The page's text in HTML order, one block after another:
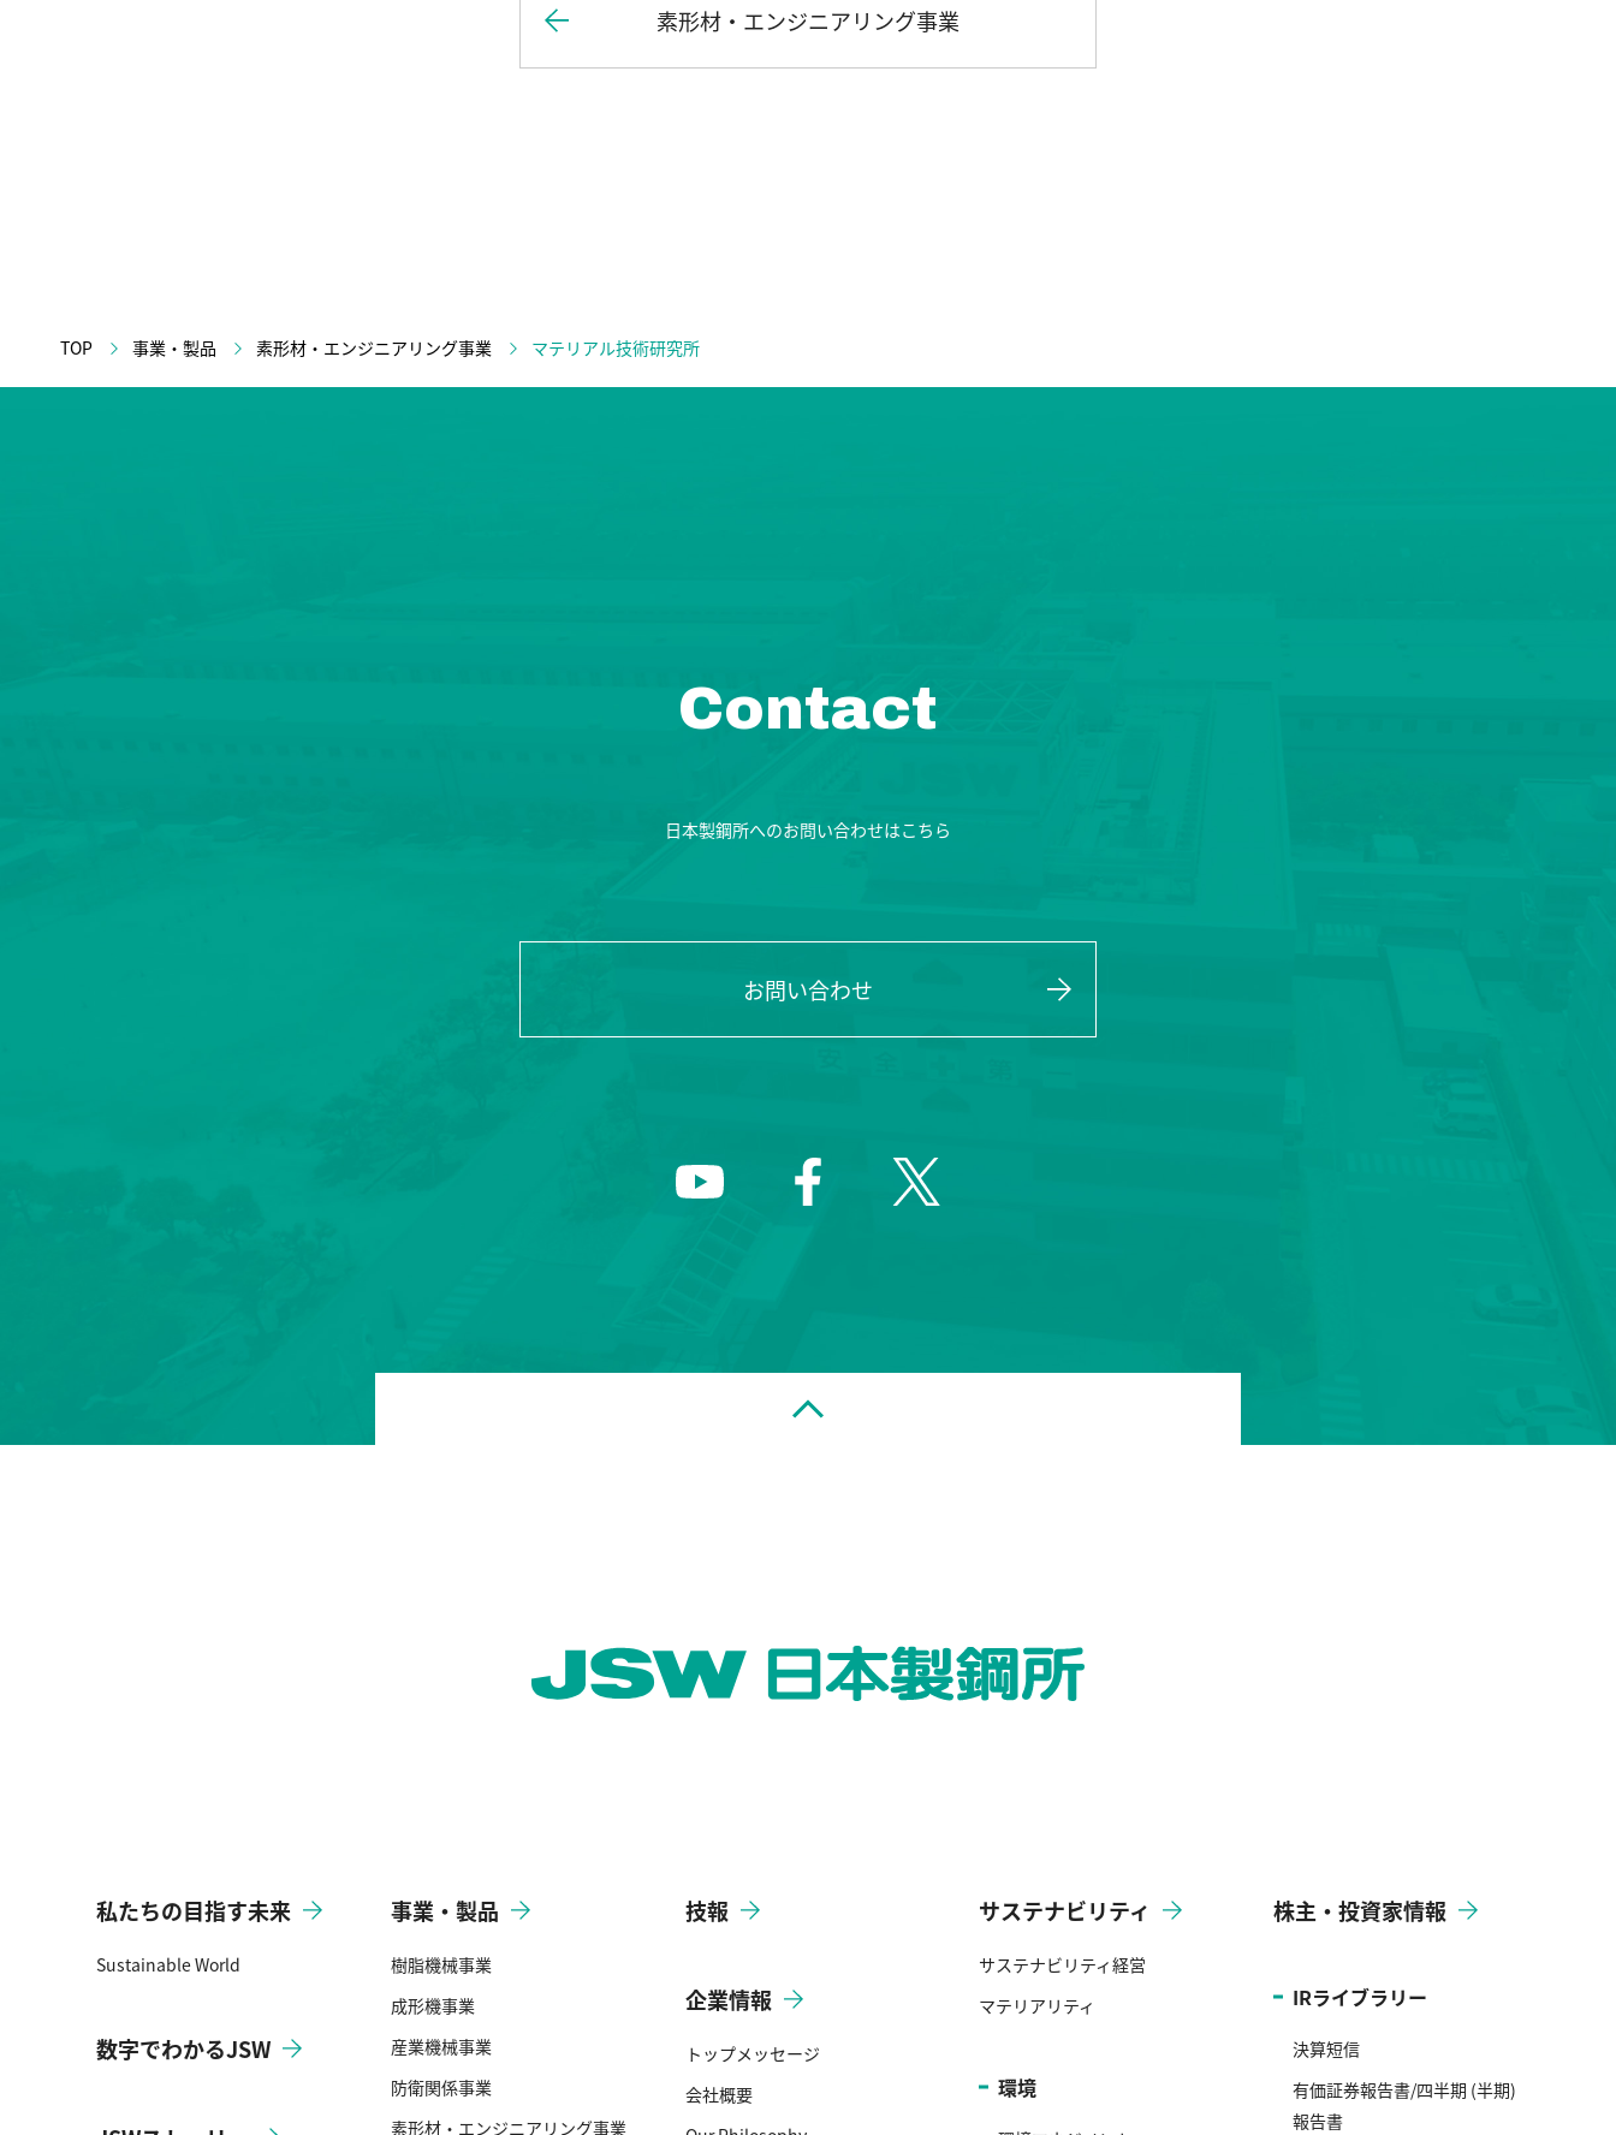
素形材・エンジニアリング事業
TOP 事業・製品 素形材・エンジニアリング事業 マテリアル技術研究所
Contact
日本製鋼所へのお問い合わせはこちら
お問い合わせ
私たちの目指す未来
Sustainable World
数字でわかるJSW
事業・製品
樹脂機械事業
成形機事業
産業機械事業
防衛関係事業
素形材・エンジニアリング事業
技報
企業情報
トップメッセージ
会社概要
サステナビリティ
サステナビリティ経営
マテリアリティ
環境
株主・投資家情報
IRライブラリー
決算短信
有価証券報告書/四半期 (半期)
報告書